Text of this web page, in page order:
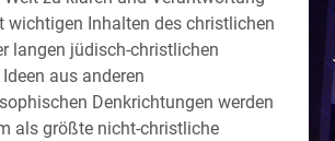
wichtigen Inhalten des christlichen
langen jüdisch-christlichen
aus anderen
Denkrichtungen werden
als größte nicht-christliche